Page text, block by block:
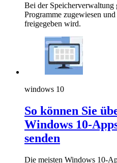
Bei der Speicherverwaltung
Programme zugewiesen
freigegeben wird.
windows 10
So können Sie
Windows 10-
senden
Die meisten Windows 10-